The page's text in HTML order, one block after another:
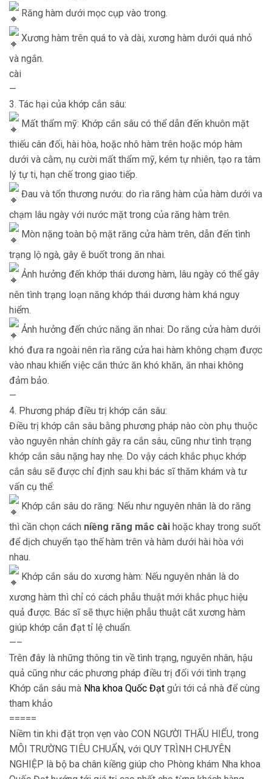
Răng hàm dưới mọc cụp vào trong.
Xương hàm trên quá to và dài, xương hàm dưới quá nhỏ
và ngắn.
cài
—
3. Tác hại của khớp cắn sâu:
Mất thẩm mỹ: Khớp cắn sâu có thể dẫn đến khuôn mặt
thiếu cân đối, hài hòa, hoặc nhô hàm trên hoặc móp hàm
dưới và cằm, nụ cười mất thẩm mỹ, kém tự nhiên, tạo ra tâm
lý tự ti, hạn chế trong giao tiếp.
Đau và tổn thương nướu: do rìa răng hàm của hàm dưới va
chạm lâu ngày với nước mặt trong của răng hàm trên.
Mòn nặng toàn bộ mặt răng cửa hàm trên, dẫn đến tình
trạng lộ ngà, gây ê buốt trong ăn nhai.
Ảnh hưởng đến khớp thái dương hàm, lâu ngày có thể gây
nên tình trạng loạn năng khớp thái dương hàm khá nguy
hiểm.
Ảnh hưởng đến chức năng ăn nhai: Do răng cửa hàm dưới
khó đưa ra ngoài nên rìa răng cửa hai hàm không chạm được
vào nhau khiến việc cắn thức ăn khó khăn, ăn nhai không
đảm bảo.
—
4. Phương pháp điều trị khớp cắn sâu:
Điều trị khớp cắn sâu bằng phương pháp nào còn phụ thuộc
vào nguyên nhân chính gây ra cắn sâu, cũng như tình trạng
khớp cắn sâu nặng hay nhẹ. Do vậy cách khắc phục khớp
cắn sâu sẽ được chỉ định sau khi bác sĩ thăm khám và tư
vấn cụ thể:
Khớp cắn sâu do răng: Nếu như nguyên nhân là do răng
thì cần chọn cách niềng răng mắc cài hoặc khay trong suốt
để dịch chuyển tạo thế hàm trên và hàm dưới hài hòa với
nhau.
Khớp cắn sâu do xương hàm: Nếu nguyên nhân là do
xương hàm thì chỉ có cách phẫu thuật mới khắc phục hiệu
quả được. Bác sĩ sẽ thực hiện phẫu thuật cắt xương hàm
giúp khớp cắn đạt tỉ lệ chuẩn.
—–
Trên đây là những thông tin về tình trạng, nguyên nhân, hậu
quả cũng như các phương pháp điều trị đối với tình trạng
Khớp cắn sâu mà Nha khoa Quốc Đạt gửi tới cả nhà để cùng
tham khảo
=====
Niềm tin khi đặt trọn vẹn vào CON NGƯỜI THẤU HIỂU, trong
MÔI TRƯỜNG TIÊU CHUẨN, với QUY TRÌNH CHUYÊN
NGHIỆP là bộ ba chân kiềng giúp cho Phòng khám Nha khoa